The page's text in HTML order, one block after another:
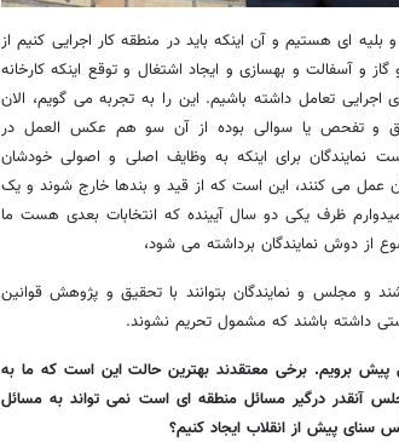
ای هستیم و آن اینکه باید در منطقه کار اجرایی کنیم از
آسفالت و بهسازی و ایجاد اشتغال و توقع اینکه کارخانه
اجرایی تعامل داشته باشیم. این را به تجربه می گویم، الان
و تفحص یا سوالی بوده از آن سو هم عکس العمل در
نمایندگان برای اینکه به وظایف اصلی و اصولی خودشان
عمل می کنند، این است که از قید و بندها خارج شوند و یک
ظرف یکی دو سال آیینده که انتخابات بعدی هست ما
از دوش نمایندگان برداشته می شود،
و مجلس و نمایندگان بتوانند با تحقیق و پژوهش قوانین
داشته باشند که مشمول تحریم نشوند.
پیش برویم. برخی معتقدند بهترین حالت این است که ما به
درگیر مسائل منطقه ای است نمی تواند به مسائل
پیش از انقلاب ایجاد کنیم؟